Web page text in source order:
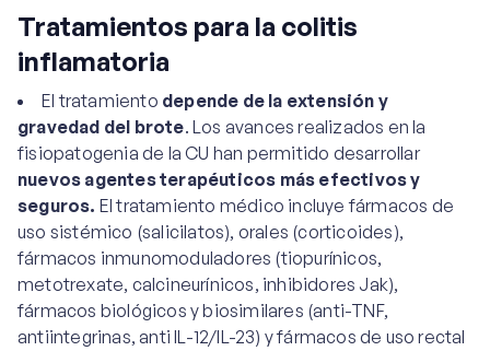
Tratamientos para la colitis
inflamatoria
El tratamiento depende de la extensión y
gravedad del brote. Los avances realizados en la
fisiopatogenia de la CU han permitido desarrollar
nuevos agentes terapéuticos más efectivos y
seguros. El tratamiento médico incluye fármacos de
uso sistémico (salicilatos), orales (corticoides),
fármacos inmunomoduladores (tiopurínicos,
metotrexate, calcineurínicos, inhibidores Jak),
fármacos biológicos y biosimilares (anti-TNF,
antiintegrinas, anti IL-12/IL-23) y fármacos de uso rectal